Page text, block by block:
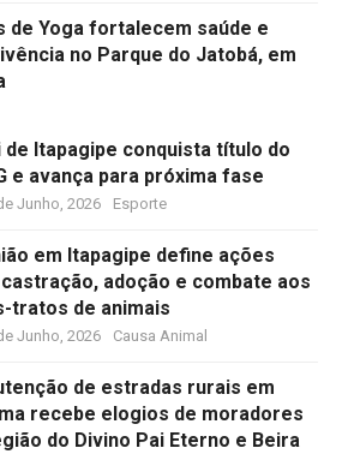
de Yoga fortalecem saúde e
no Parque do Jatobá, em
de Itapagipe conquista título do
e avança para próxima fase
Junho, 2026 Esporte
em Itapagipe define ações
adoção e combate aos
tratos de animais
Junho, 2026 Causa Animal
de estradas rurais em
recebe elogios de moradores
do Divino Pai Eterno e Beira